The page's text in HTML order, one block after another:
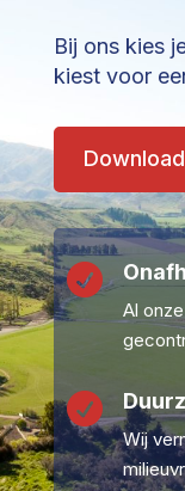
Bij ons kies
kiest voor

Al

Wij